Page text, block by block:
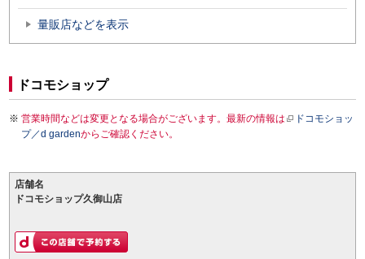
量販店などを表示
ドコモショップ
営業時間などは変更となる場合がございます。最新の情報は
ドコモショッ
プ／d gardenからご確認ください。
店舗名
ドコモショップ久御山店